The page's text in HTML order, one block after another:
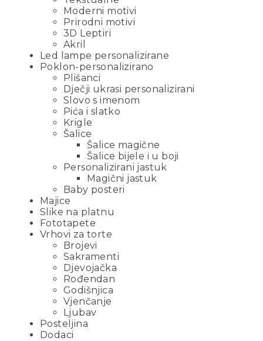
Moderni motivi
Prirodni motivi
3D Leptiri
Akril
Led lampe personalizirane
Poklon-personalizirano
Plišanci
Dječji ukrasi personalizirani
Slovo s imenom
Pića i slatko
Krigle
Šalice
Šalice magične
Šalice bijele i u boji
Personalizirani jastuk
Magični jastuk
Baby posteri
Majice
Slike na platnu
Fototapete
Vrhovi za torte
Brojevi
Sakramenti
Djevojačka
Rođendan
Godišnjica
Vjenčanje
Ljubav
Posteljina
Dodaci